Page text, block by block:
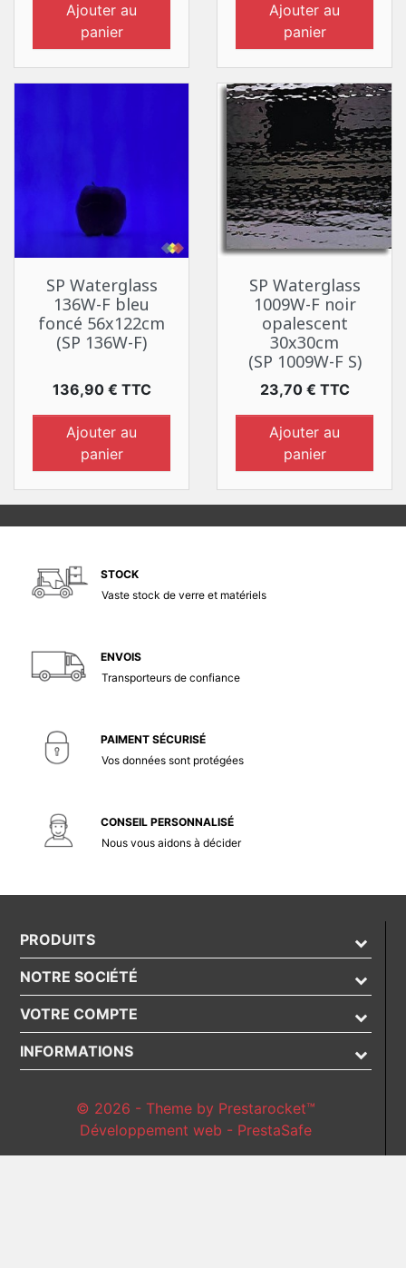
Ajouter au
panier
Ajouter au
panier
SP Waterglass
136W-F bleu
foncé 56x122cm
(SP 136W-F)
Prix
136,90 € TTC
Ajouter au
panier
SP Waterglass
1009W-F noir
opalescent
30x30cm
(SP 1009W-F S)
Prix
23,70 € TTC
Ajouter au
panier
STOCK
Vaste stock de verre et matériels
ENVOIS
Transporteurs de confiance
PAIMENT SÉCURISÉ
Vos données sont protégées
CONSEIL PERSONNALISÉ
Nous vous aidons à décider
PRODUITS
NOTRE SOCIÉTÉ
VOTRE COMPTE
INFORMATIONS
© 2026 - Theme by Prestarocket™
Développement web - PrestaSafe